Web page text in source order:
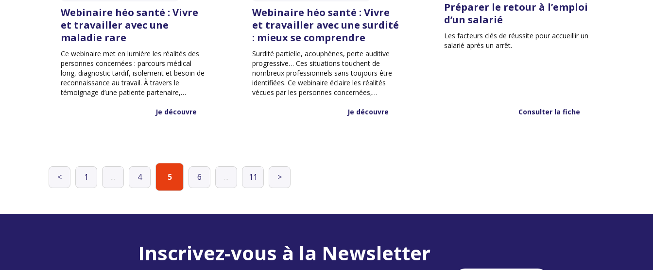
Webinaire héo santé : Vivre
et travailler avec une
maladie rare
Ce webinaire met en lumière les réalités des
personnes concernées : parcours médical
long, diagnostic tardif, isolement et besoin de
reconnaissance au travail. À travers le
témoignage d’une patiente partenaire,
situations singulières et adapter votre
Je découvre
Webinaire héo santé : Vivre
et travailler avec une surdité
: mieux se comprendre
Surdité partielle, acouphènes, perte auditive
progressive… Ces situations touchent de
nombreux professionnels sans toujours être
identifiées. Ce webinaire éclaire les réalités
vécues par les personnes concernées,
solutions concrètes pour faciliter laJe découvre
Préparer le retour à l’emploi
d’un salarié
Les facteurs clés de réussite pour accueillir un
salarié après un arrêt.
Consulter la fiche
< 1 ... 4 5 6 ... 11 >
Inscrivez-vous à la Newsletter